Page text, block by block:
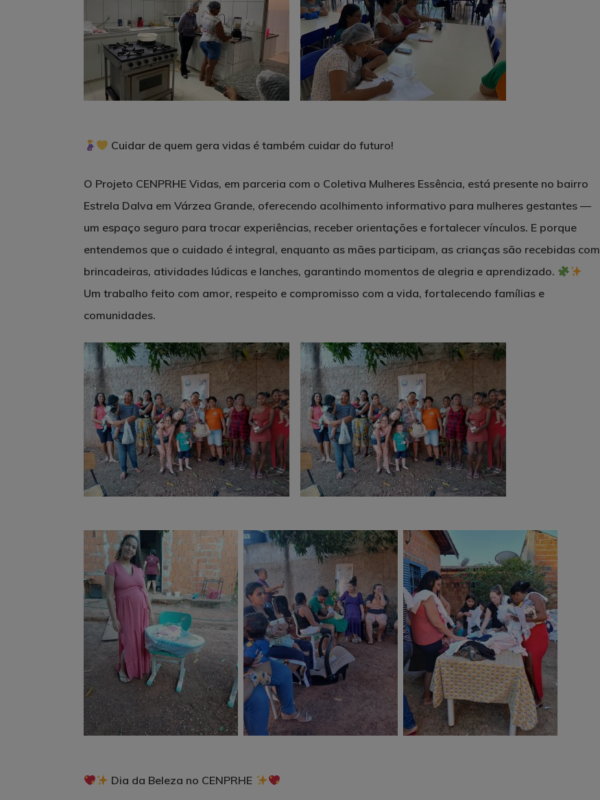
Cuidar de quem gera vidas é também cuidar do futuro!
O Projeto CENPRHE Vidas, em parceria com o Coletiva Mulheres Essência, está presente no bairro
Estrela Dalva em Várzea Grande, oferecendo acolhimento informativo para mulheres gestantes —
um espaço seguro para trocar experiências, receber orientações e fortalecer vínculos. E porque
entendemos que o cuidado é integral, enquanto as mães participam, as crianças são recebidas com
brincadeiras, atividades lúdicas e lanches, garantindo momentos de alegria e aprendizado.
Um trabalho feito com amor, respeito e compromisso com a vida, fortalecendo famílias e
comunidades.
Dia da Beleza no CENPRHE